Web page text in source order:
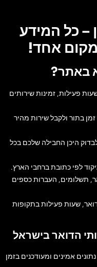
– כל המידע
אחד!
באתר?
פעילות, זמינות שירותים
בתור ולקבל שירות מהיר
היכן החבילה שלכם בכל
לפי כתובת ברחבי הארץ.
תשלומים, העברות כספים
שעות פעילות בתקופות
הדואר בישראל
אמינים ומעודכנים בזמן